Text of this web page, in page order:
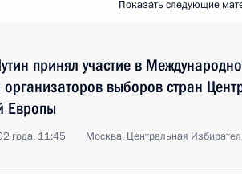
Показать следующие
принял участие в
выборов стран
Европы
года, 11:45 Москва, Центральная